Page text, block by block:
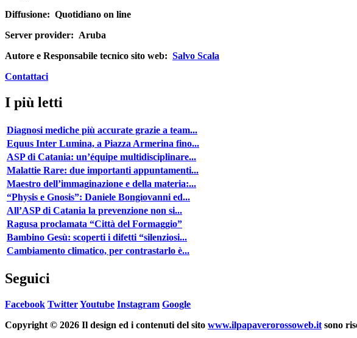
Diffusione: Quotidiano on line
Server provider: Aruba
Autore e Responsabile tecnico sito web: Salvo Scala
Contattaci
I più letti
Diagnosi mediche più accurate grazie a team...
Equus Inter Lumina, a Piazza Armerina fino...
ASP di Catania: un’équipe multidisciplinare...
Malattie Rare: due importanti appuntamenti...
Maestro dell’immaginazione e della materia:...
“Physis e Gnosis”: Daniele Bongiovanni ed...
All’ASP di Catania la prevenzione non si...
Ragusa proclamata “Città del Formaggio”
Bambino Gesù: scoperti i difetti “silenziosi...
Cambiamento climatico, per contrastarlo è...
Seguici
Facebook TwitterYoutube Instagram Google
Copyright © 2026 Il design ed i contenuti del sito www.ilpapaverorossoweb.it sono